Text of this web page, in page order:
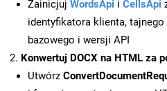
Zainicjuj WordsApi i CellsApi
identyfikatora klienta,
bazowego i wersji API
Konwertuj DOCX na HTML za
Utwórz